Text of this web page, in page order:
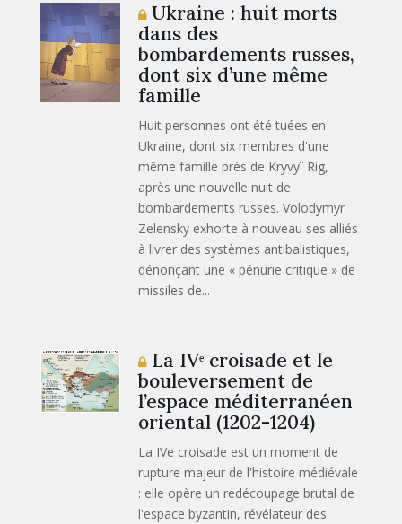
Ukraine : huit morts
dans des
bombardements russes,
dont six d’une même
famille
Huit personnes ont été tuées en
Ukraine, dont six membres d'une
même famille près de Kryvyï Rig,
après une nouvelle nuit de
bombardements russes. Volodymyr
Zelensky exhorte à nouveau ses alliés
à livrer des systèmes antibalistiques,
dénonçant une « pénurie critique » de
missiles de...
La IVᵉ croisade et le
bouleversement de
l’espace méditerranéen
oriental (1202-1204)
La IVe croisade est un moment de
rupture majeur de l'histoire médiévale
: elle opère un redécoupage brutal de
l'espace byzantin, révélateur des